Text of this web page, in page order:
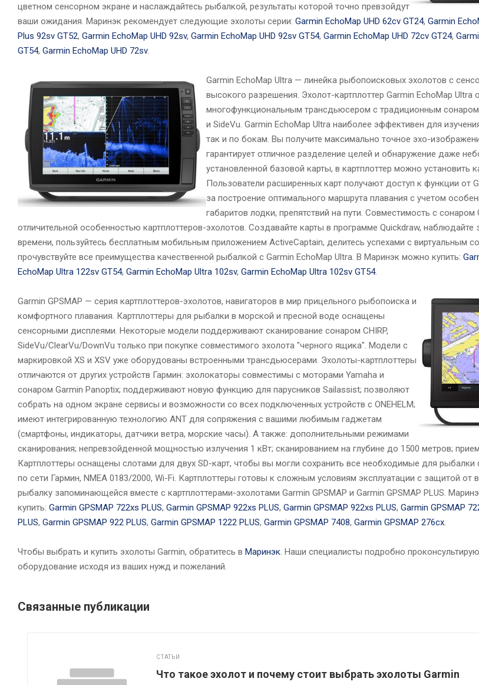
цветном сенсорном экране и наслаждайтесь рыбалкой, результаты которой точно превзойдут
ваши ожидания. Маринэк рекомендует следующие эхолоты серии: Garmin EchoMap UHD 62cv GT24, Garmin
Plus 92sv GT52, Garmin EchoMap UHD 92sv, Garmin EchoMap UHD 92sv GT54, Garmin EchoMap UHD 72cv GT24,
GT54, Garmin EchoMap UHD 72sv.
Garmin EchoMap Ultra — линейка рыбопоисковых эхолотов с
высокого разрешения. Эхолот-картплоттер Garmin EchoMap Ultra
многофункциональным трансдьюсером с традиционным сонаром
и SideVu. Garmin EchoMap Ultra наиболее эффективен для
так и по бокам. Вы получите максимально точное эхо-
гарантирует отличное разделение целей и обнаружение даже
установленной базовой карты, в картплоттер можно установить
Пользователи расширенных карт получают доступ к функции от
за построение оптимального маршрута плавания с учетом
габаритов лодки, препятствий на пути. Совместимость с сонаром
отличительной особенностью картплоттеров-эхолотов. Создавайте карты в программе Quickdraw,
времени, пользуйтесь бесплатным мобильным приложением ActiveCaptain, делитесь успехами с виртуальным
прочувствуйте все преимущества качественной рыбалкой с Garmin EchoMap Ultra. В Маринэк можно купить:
EchoMap Ultra 122sv GT54, Garmin EchoMap Ultra 102sv, Garmin EchoMap Ultra 102sv GT54.
Garmin GPSMAP — серия картплоттеров-эхолотов, навигаторов в мир прицельного рыбопоиска и
комфортного плавания. Картплоттеры для рыбалки в морской и пресной воде оснащены
сенсорными дисплеями. Некоторые модели поддерживают сканирование сонаром CHIRP,
SideVu/ClearVu/DownVu только при покупке совместимого эхолота "черного ящика". Модели с
маркировкой XS и XSV уже оборудованы встроенными трансдьюсерами. Эхолоты-картплоттеры
отличаются от других устройств Гармин: эхолокаторы совместимы с моторами Yamaha и
сонаром Garmin Panoptix; поддерживают новую функцию для парусников Sailassist; позволяют
собрать на одном экране сервисы и возможности со всех подключенных устройств с ONEHELM;
имеют интегрированную технологию ANT для сопряжения с вашими любимым гаджетам
(смартфоны, индикаторы, датчики ветра, морские часы). А также: дополнительными режимами
сканирования; непревзойденной мощностью излучения 1 кВт; сканированием на глубине до 1500 метров;
Картплоттеры оснащены слотами для двух SD-карт, чтобы вы могли сохранить все необходимые для
по сети Гармин, NMEA 0183/2000, Wi-Fi. Картплоттеры готовы к сложным условиям эксплуатации с защитой от
рыбалку запоминающейся вместе с картплоттерами-эхолотами Garmin GPSMAP и Garmin GPSMAP PLUS.
купить: Garmin GPSMAP 722xs PLUS, Garmin GPSMAP 922xs PLUS, Garmin GPSMAP 922xs PLUS, Garmin GPSMAP
PLUS, Garmin GPSMAP 922 PLUS, Garmin GPSMAP 1222 PLUS, Garmin GPSMAP 7408, Garmin GPSMAP 276cx.
Чтобы выбрать и купить эхолоты Garmin, обратитесь в Маринэк. Наши специалисты подробно
оборудование исходя из ваших нужд и пожеланий.
Связанные публикации
СТАТЬИ
Что такое эхолот и почему стоит выбрать эхолоты Garmin